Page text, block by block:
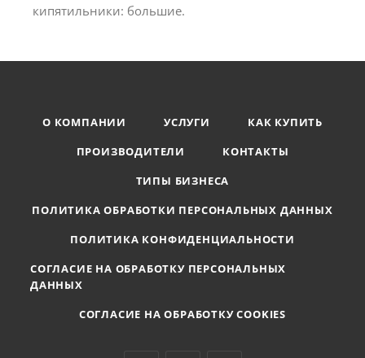
кипятильники: большие.
О КОМПАНИИ УСЛУГИ
КАК КУПИТЬ
ПРОИЗВОДИТЕЛИ
КОНТАКТЫ
ТИПЫ БИЗНЕСА
ПОЛИТИКА ОБРАБОТКИ ПЕРСОНАЛЬНЫХ ДАННЫХ
ПОЛИТИКА КОНФИДЕНЦИАЛЬНОСТИ
СОГЛАСИЕ НА ОБРАБОТКУ ПЕРСОНАЛЬНЫХ
ДАННЫХ
СОГЛАСИЕ НА ОБРАБОТКУ COOKIES